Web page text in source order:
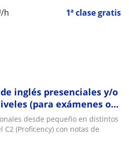
/h 1ª clase gratis
inglés presenciales y/o
(para exámenes o
desde pequeño en distintos
(Proficency) con notas de